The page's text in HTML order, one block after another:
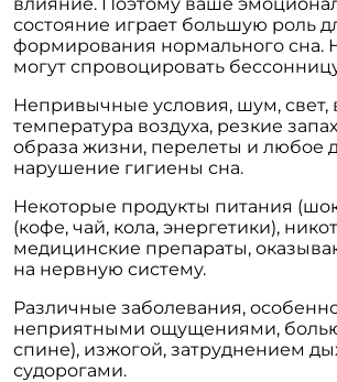
состояние играет большую роль
формирования нормального сна.
могут спровоцировать
Непривычные условия, шум, свет,
температура воздуха, резкие
образа жизни, перелеты и любое
нарушение гигиены сна.
Некоторые продукты питания
(кофе, чай, кола, энергетики),
медицинские препараты,
на нервную систему.
Различные заболевания,
неприятными ощущениями,
спине), изжогой, затруднением
судорогами.